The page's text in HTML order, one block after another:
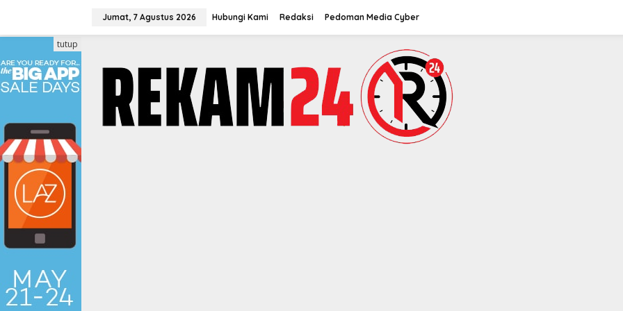
konten
Jumat, 7 Agustus 2026 Hubungi Kami Redaksi Pedoman Media Cyber
tutup